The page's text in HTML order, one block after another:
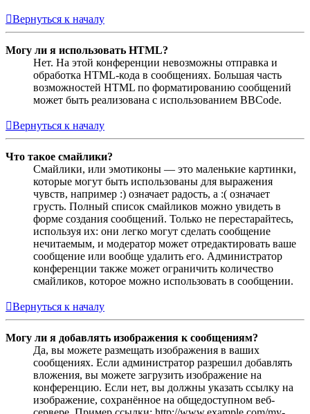
Вернуться к началу
Могу ли я использовать HTML?
Нет. На этой конференции невозможны отправка и
обработка HTML-кода в сообщениях. Большая часть
возможностей HTML по форматированию сообщений
может быть реализована с использованием BBCode.
Вернуться к началу
Что такое смайлики?
Смайлики, или эмотиконы — это маленькие картинки,
которые могут быть использованы для выражения
чувств, например :) означает радость, а :( означает
грусть. Полный список смайликов можно увидеть в
форме создания сообщений. Только не перестарайтесь,
используя их: они легко могут сделать сообщение
нечитаемым, и модератор может отредактировать ваше
сообщение или вообще удалить его. Администратор
конференции также может ограничить количество
смайликов, которое можно использовать в сообщении.
Вернуться к началу
Могу ли я добавлять изображения к сообщениям?
Да, вы можете размещать изображения в ваших
сообщениях. Если администратор разрешил добавлять
вложения, вы можете загрузить изображение на
конференцию. Если нет, вы должны указать ссылку на
изображение, сохранённое на общедоступном веб-